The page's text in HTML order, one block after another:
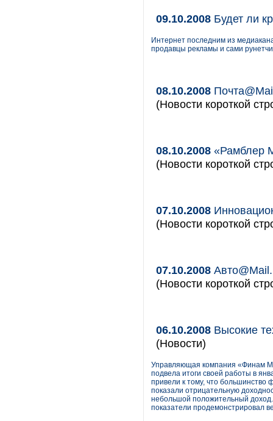
09.10.2008 Будет ли
Интернет последним из
продавцы рекламы и сами
08.10.2008
(Новости короткой
08.10.2008 «Рамблер
(Новости короткой
07.10.2008
(Новости короткой
07.10.2008
(Новости короткой
06.10.2008 Высокие
(Новости)
Управляющая компания «Финам
подвела итоги своей работы в
привели к тому, что большинство
показали отрицательную
небольшой положительный
показатели продемонстрировал